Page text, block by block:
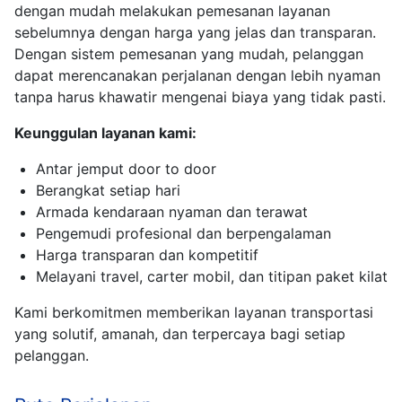
dengan mudah melakukan pemesanan layanan
sebelumnya dengan harga yang jelas dan transparan.
Dengan sistem pemesanan yang mudah, pelanggan
dapat merencanakan perjalanan dengan lebih nyaman
tanpa harus khawatir mengenai biaya yang tidak pasti.
Keunggulan layanan kami:
Antar jemput door to door
Berangkat setiap hari
Armada kendaraan nyaman dan terawat
Pengemudi profesional dan berpengalaman
Harga transparan dan kompetitif
Melayani travel, carter mobil, dan titipan paket kilat
Kami berkomitmen memberikan layanan transportasi
yang solutif, amanah, dan terpercaya bagi setiap
pelanggan.